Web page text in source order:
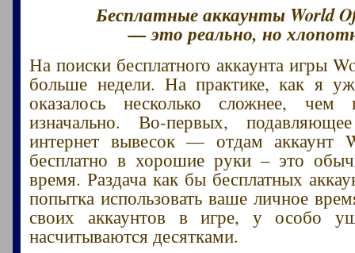
Бесплатные аккаунты World
— это реально, но
На поиски бесплатного аккаунта игры
больше недели. На практике, как я
оказалось несколько сложнее, чем
изначально. Во-первых,
интернет вывесок — отдам аккаунт
бесплатно в хорошие руки – это
время. Раздача как бы бесплатных
попытка использовать ваше личное
своих аккаунтов в игре, у особо
насчитываются десятками.